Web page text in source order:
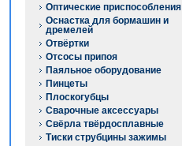
Оптические приспособления
Оснастка для бормашин и
дремелей
Отвёртки
Отсосы припоя
Паяльное оборудование
Пинцеты
Плоскогубцы
Сварочные аксессуары
Свёрла твёрдосплавные
Тиски струбцины зажимы